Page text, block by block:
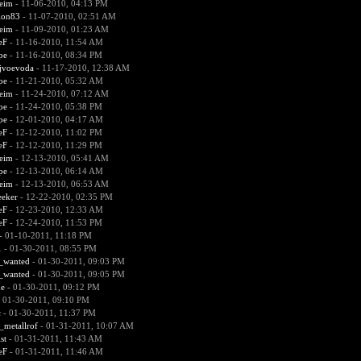
- 11-06-2010, 04:13 PM
- 11-07-2010, 02:51 AM
- 11-09-2010, 01:23 AM
- 11-16-2010, 11:54 AM
- 11-16-2010, 08:34 PM
- 11-17-2010, 12:38 AM
- 11-21-2010, 05:32 AM
- 11-24-2010, 07:12 AM
- 11-24-2010, 05:38 PM
- 12-01-2010, 04:17 AM
- 12-12-2010, 11:02 PM
- 12-12-2010, 11:29 PM
- 12-13-2010, 05:41 AM
- 12-13-2010, 06:14 AM
- 12-13-2010, 06:53 AM
- 12-22-2010, 02:35 PM
- 12-23-2010, 12:33 AM
- 12-24-2010, 11:53 PM
01-10-2011, 11:18 PM
- 01-30-2011, 08:55 PM
- 01-30-2011, 09:03 PM
- 01-30-2011, 09:05 PM
- 01-30-2011, 09:12 PM
30-2011, 09:10 PM
- 01-30-2011, 11:37 PM
- 01-31-2011, 10:07 AM
- 01-31-2011, 11:43 AM
- 01-31-2011, 11:46 AM